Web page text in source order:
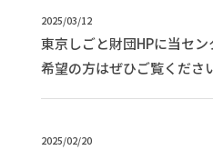
2025/03/12
東京しごと財団HPに当セ
希望の方はぜひご覧くださ
2025/02/20